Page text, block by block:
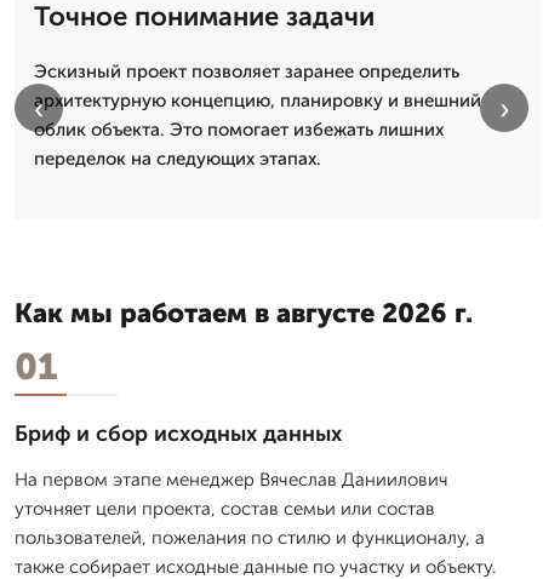
Точное понимание задачи
Эскизный проект позволяет заранее определить
архитектурную концепцию, планировку и внешний
облик объекта. Это помогает избежать лишних
переделок на следующих этапах.
‹ ›
Как мы работаем в августе 2026 г.
01
Бриф и сбор исходных данных
На первом этапе менеджер Вячеслав Даниилович
уточняет цели проекта, состав семьи или состав
пользователей, пожелания по стилю и функционалу, а
также собирает исходные данные по участку и объекту.